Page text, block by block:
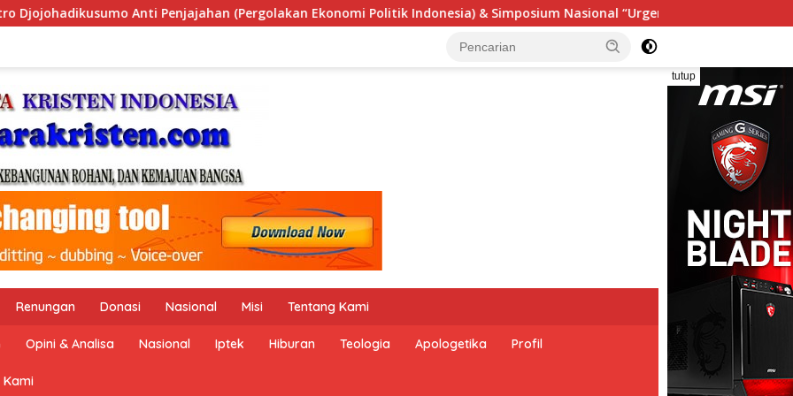
Ekonomi Politik Indonesia) & Simposium Nasional “Urgensi Undang-Undang Perekonomian Nasional dan
tutup
Renungan Donasi Nasional Misi Tentang Kami
Opini & Analisa Nasional Iptek Hiburan Teologia Apologetika Profil
Kami